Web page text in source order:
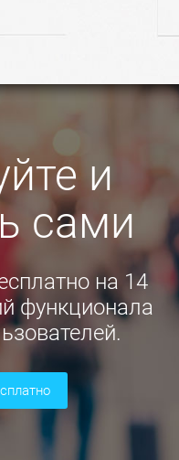
и
сами
на 14
функционала